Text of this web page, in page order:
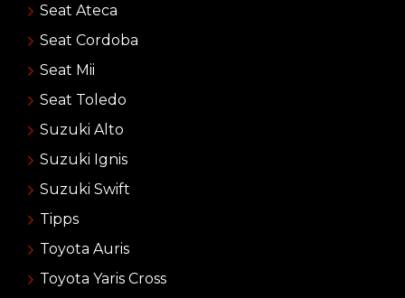
Seat Ateca
Seat Cordoba
Seat Mii
Seat Toledo
Suzuki Alto
Suzuki Ignis
Suzuki Swift
Tipps
Toyota Auris
Toyota Yaris Cross